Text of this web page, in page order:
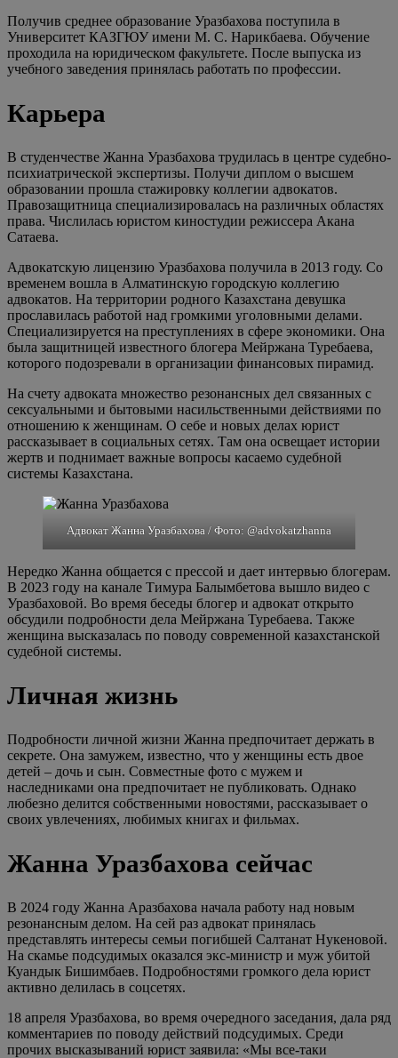
Получив среднее образование Уразбахова поступила в
Университет КАЗГЮУ имени М. С. Нарикбаева. Обучение
проходила на юридическом факультете. После выпуска из
учебного заведения принялась работать по профессии.
Карьера
В студенчестве Жанна Уразбахова трудилась в центре судебно-
психиатрической экспертизы. Получи диплом о высшем
образовании прошла стажировку коллегии адвокатов.
Правозащитница специализировалась на различных областях
права. Числилась юристом киностудии режиссера Акана
Сатаева.
Адвокатскую лицензию Уразбахова получила в 2013 году. Со
временем вошла в Алматинскую городскую коллегию
адвокатов. На территории родного Казахстана девушка
прославилась работой над громкими уголовными делами.
Специализируется на преступлениях в сфере экономики. Она
была защитницей известного блогера Мейржана Туребаева,
которого подозревали в организации финансовых пирамид.
На счету адвоката множество резонансных дел связанных с
сексуальными и бытовыми насильственными действиями по
отношению к женщинам. О себе и новых делах юрист
рассказывает в социальных сетях. Там она освещает истории
жертв и поднимает важные вопросы касаемо судебной
системы Казахстана.
Адвокат Жанна Уразбахова / Фото: @advokatzhanna
Нередко Жанна общается с прессой и дает интервью блогерам.
В 2023 году на канале Тимура Балымбетова вышло видео с
Уразбаховой. Во время беседы блогер и адвокат открыто
обсудили подробности дела Мейржана Туребаева. Также
женщина высказалась по поводу современной казахстанской
судебной системы.
Личная жизнь
Подробности личной жизни Жанна предпочитает держать в
секрете. Она замужем, известно, что у женщины есть двое
детей – дочь и сын. Совместные фото с мужем и
наследниками она предпочитает не публиковать. Однако
любезно делится собственными новостями, рассказывает о
своих увлечениях, любимых книгах и фильмах.
Жанна Уразбахова сейчас
В 2024 году Жанна Аразбахова начала работу над новым
резонансным делом. На сей раз адвокат принялась
представлять интересы семьи погибшей Салтанат Нукеновой.
На скамье подсудимых оказался экс-министр и муж убитой
Куандык Бишимбаев. Подробностями громкого дела юрист
активно делилась в соцсетях.
18 апреля Уразбахова, во время очередного заседания, дала ряд
комментариев по поводу действий подсудимых. Среди
прочих высказываний юрист заявила: «Мы все-таки